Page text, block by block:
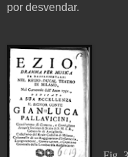
por desvendar.